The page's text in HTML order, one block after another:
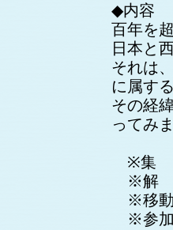
◆内容
百年を
日本と
それは
に属す
その経
ってみ
※集
※解
※移動
※参加